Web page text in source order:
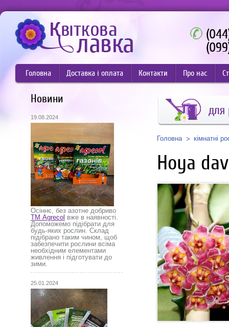
Головна Доставка і оплата Контакти Про нас
Новини
19.08.2024
Осіннє, без азотне добриво
ТМ Agrecol вже в наявності.
Допоможемо підібрати для
будь-яких рослин. Склад
підібрано таким чином, щоб
забезпечити рослини всіма
необхідним елементами
живлення і підготувати до
зими.
25.01.2024
для
Головна кімнатні
Hoya